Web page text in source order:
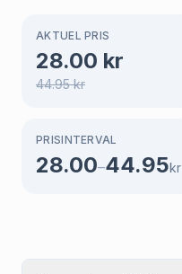
AKTUEL PRIS
28.00 kr
44.95kr
PRISINTERVAL
28.00–44.95kr